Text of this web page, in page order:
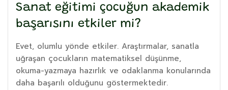
Sanat eğitimi çocuğun akademik
başarısını etkiler mi?
Evet, olumlu yönde etkiler. Araştırmalar, sanatla
uğraşan çocukların matematiksel düşünme,
okuma-yazmaya hazırlık ve odaklanma konularında
daha başarılı olduğunu göstermektedir.